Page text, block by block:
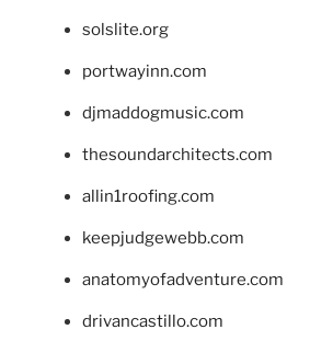
solslite.org
portwayinn.com
djmaddogmusic.com
thesoundarchitects.com
allin1roofing.com
keepjudgewebb.com
anatomyofadventure.com
drivancastillo.com